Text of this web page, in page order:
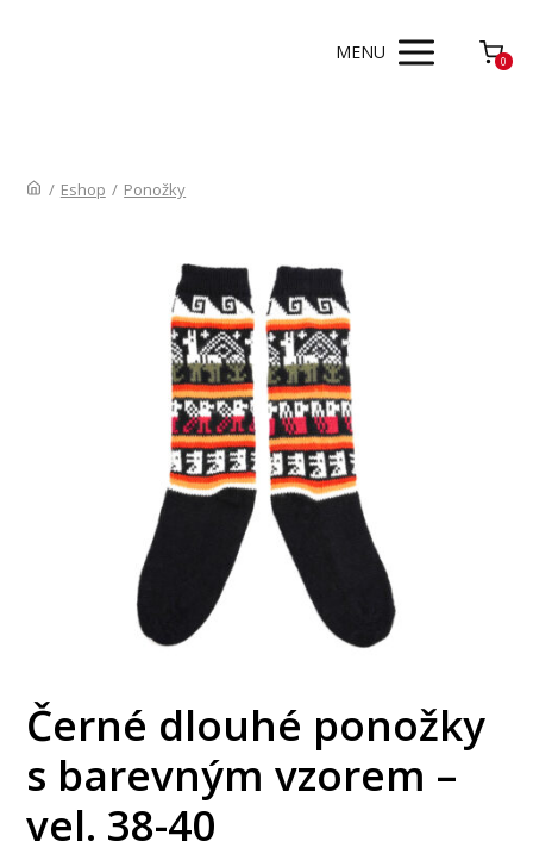
MENU 0
/ Eshop / Ponožky
Černé dlouhé ponožky
s barevným vzorem –
vel. 38-40